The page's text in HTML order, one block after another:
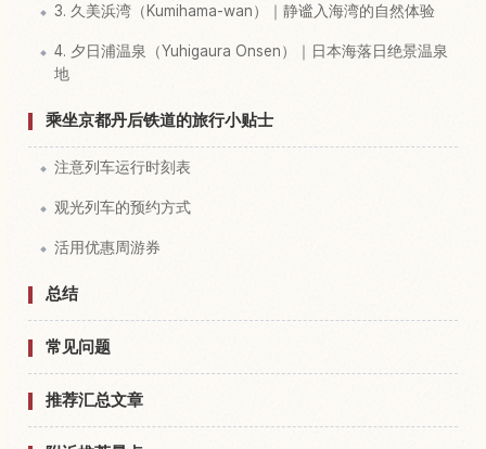
3. 久美浜湾（Kumihama-wan）｜静谧入海湾的自然体验
4. 夕日浦温泉（Yuhigaura Onsen）｜日本海落日绝景温泉
地
乘坐京都丹后铁道的旅行小贴士
注意列车运行时刻表
观光列车的预约方式
活用优惠周游券
总结
常见问题
推荐汇总文章